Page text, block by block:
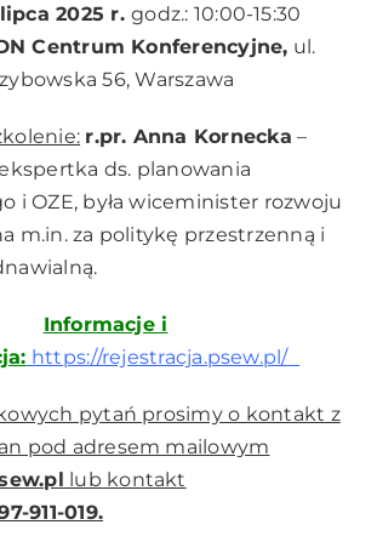
2025 r.godz.: 10:00-15:30
Centrum Konferencyjne, ul.
56, Warszawa
r.pr. Anna Kornecka –
ds. planowania
i OZE, była wiceminister rozwoju
m.in. za politykę przestrzenną i
Informacje i
https://rejestracja.psew.pl/
pytań prosimy o kontakt z
pod adresem mailowym
lub kontakt
911-019.